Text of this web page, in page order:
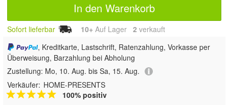
In den Warenkorb
Sofort lieferbar 10+ Auf Lager 2 verkauft
, Kreditkarte, Lastschrift, Ratenzahlung, Vorkasse per
Überweisung, Barzahlung bei Abholung
Zustellung: Mo, 10. Aug. bis Sa, 15. Aug.
Verkäufer: HOME-PRESENTS
100% positiv